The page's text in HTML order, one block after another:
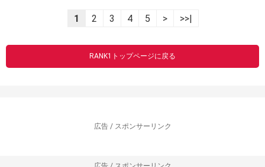
1 2 3 4 5 > >>|
RANK1トップページに戻る
広告 / スポンサーリンク